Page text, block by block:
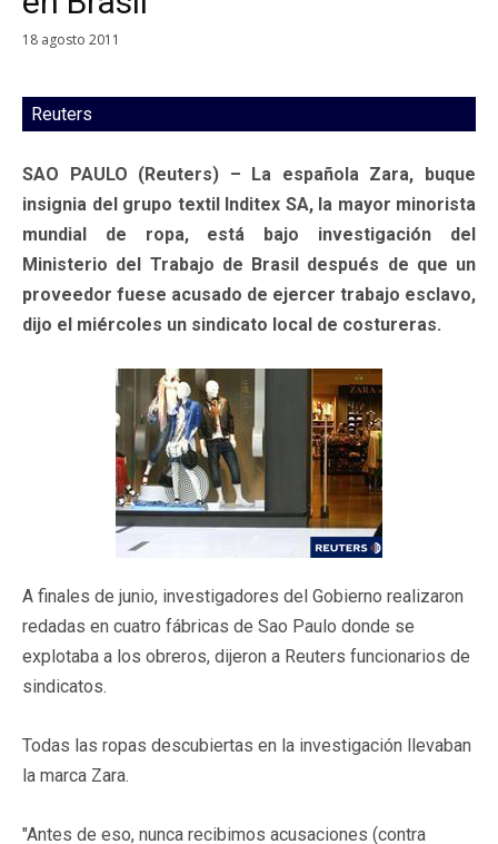
18 agosto 2011
Reuters
SAO PAULO (Reuters) – La española Zara, buque
insignia del grupo textil Inditex SA, la mayor minorista
mundial de ropa, está bajo investigación del
Ministerio del Trabajo de Brasil después de que un
proveedor fuese acusado de ejercer trabajo esclavo,
dijo el miércoles un sindicato local de costureras.
A finales de junio, investigadores del Gobierno realizaron
redadas en cuatro fábricas de Sao Paulo donde se
explotaba a los obreros, dijeron a Reuters funcionarios de
sindicatos.
Todas las ropas descubiertas en la investigación llevaban
la marca Zara.
"Antes de eso, nunca recibimos acusaciones (contra